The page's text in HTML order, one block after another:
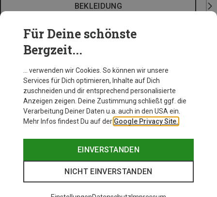
BEKLEIDUNG
Für Deine schönste
Bergzeit...
… verwenden wir Cookies. So können wir unsere
Services für Dich optimieren, Inhalte auf Dich
zuschneiden und dir entsprechend personalisierte
Anzeigen zeigen. Deine Zustimmung schließt ggf. die
Verarbeitung Deiner Daten u.a. auch in den USA ein.
Mehr Infos findest Du auf der Google Privacy Site.
EINVERSTANDEN
NICHT EINVERSTANDEN